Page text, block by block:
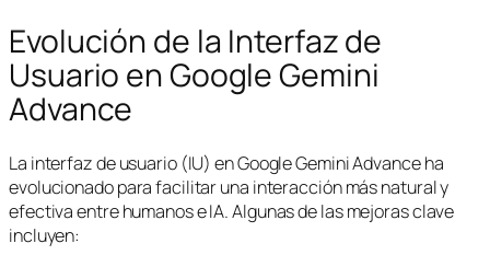
Evolución de la Interfaz de
Usuario en Google Gemini
Advance
La interfaz de usuario (IU) en Google Gemini Advance ha
evolucionado para facilitar una interacción más natural y
efectiva entre humanos e IA. Algunas de las mejoras clave
incluyen: